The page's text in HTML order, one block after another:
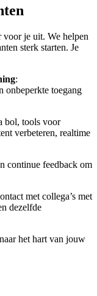
voor je uit. We helpen
sterk starten. Je
:
onbeperkte toegang
bol, tools voor
verbeteren, realtime
continue feedback om
met collega’s met
dezelfde
het hart van jouw